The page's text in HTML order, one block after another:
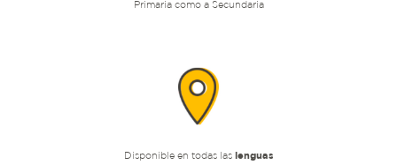
Primaria como a Secundaria
Disponible en todas las lenguas